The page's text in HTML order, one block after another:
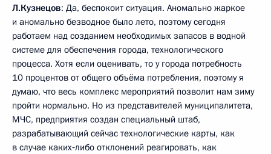
Л.Кузнецов: Да, беспокоит ситуация. Аномально жаркое
и аномально безводное было лето, поэтому сегодня
работаем над созданием необходимых запасов в водной
системе для обеспечения города, технологического
процесса. Хотя если оценивать, то у города потребность
10 процентов от общего объёма потребления, поэтому я
думаю, что весь комплекс мероприятий позволит нам зиму
пройти нормально. Но из представителей муниципалитета,
МЧС, предприятия создан специальный штаб,
разрабатывающий сейчас технологические карты, как
в случае каких‑либо отклонений реагировать, как